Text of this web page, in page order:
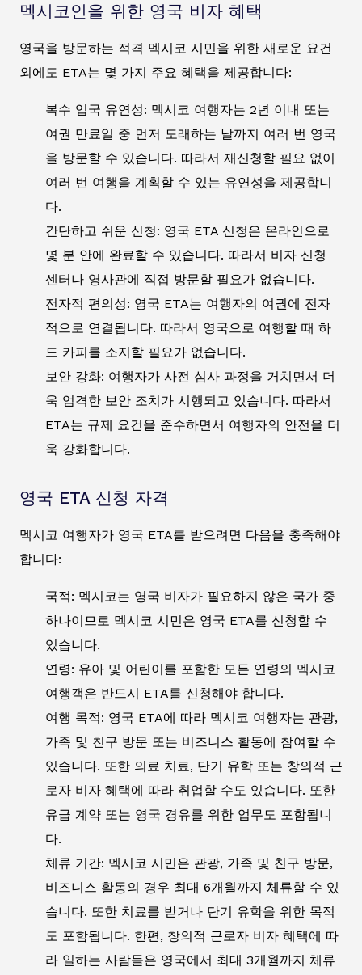
멕시코인을 위한 영국 비자 혜택
영국을 방문하는 적격 멕시코 시민을 위한 새로운 요건
외에도 ETA는 몇 가지 주요 혜택을 제공합니다:
복수 입국 유연성: 멕시코 여행자는 2년 이내 또는
여권 만료일 중 먼저 도래하는 날까지 여러 번 영국
을 방문할 수 있습니다. 따라서 재신청할 필요 없이
여러 번 여행을 계획할 수 있는 유연성을 제공합니
다.
간단하고 쉬운 신청: 영국 ETA 신청은 온라인으로
몇 분 안에 완료할 수 있습니다. 따라서 비자 신청
센터나 영사관에 직접 방문할 필요가 없습니다.
전자적 편의성: 영국 ETA는 여행자의 여권에 전자
적으로 연결됩니다. 따라서 영국으로 여행할 때 하
드 카피를 소지할 필요가 없습니다.
보안 강화: 여행자가 사전 심사 과정을 거치면서 더
욱 엄격한 보안 조치가 시행되고 있습니다. 따라서
ETA는 규제 요건을 준수하면서 여행자의 안전을 더
욱 강화합니다.
영국 ETA 신청 자격
멕시코 여행자가 영국 ETA를 받으려면 다음을 충족해야
합니다:
국적: 멕시코는 영국 비자가 필요하지 않은 국가 중
하나이므로 멕시코 시민은 영국 ETA를 신청할 수
있습니다.
연령: 유아 및 어린이를 포함한 모든 연령의 멕시코
여행객은 반드시 ETA를 신청해야 합니다.
여행 목적: 영국 ETA에 따라 멕시코 여행자는 관광,
가족 및 친구 방문 또는 비즈니스 활동에 참여할 수
있습니다. 또한 의료 치료, 단기 유학 또는 창의적 근
로자 비자 혜택에 따라 취업할 수도 있습니다. 또한
유급 계약 또는 영국 경유를 위한 업무도 포함됩니
다.
체류 기간: 멕시코 시민은 관광, 가족 및 친구 방문,
비즈니스 활동의 경우 최대 6개월까지 체류할 수 있
습니다. 또한 치료를 받거나 단기 유학을 위한 목적
도 포함됩니다. 한편, 창의적 근로자 비자 혜택에 따
라 일하는 사람들은 영국에서 최대 3개월까지 체류